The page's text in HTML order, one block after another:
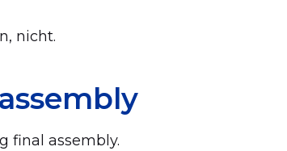
nicht.
final assembly.